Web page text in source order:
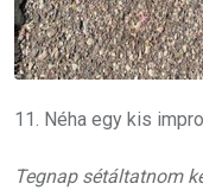
11. Néha egy kis
Tegnap sétáltatnom